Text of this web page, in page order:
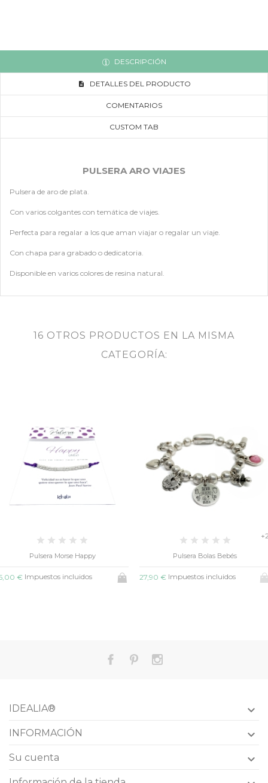
DESCRIPCIÓN
DETALLES DEL PRODUCTO
COMENTARIOS
CUSTOM TAB
PULSERA ARO VIAJES
Pulsera de aro de plata.
Con varios colgantes con temática de viajes.
Perfecta para regalar a los que aman viajar o regalar un viaje.
Con chapa para grabado o dedicatoria.
Disponible en varios colores de resina natural.
16 OTROS PRODUCTOS EN LA MISMA
CATEGORÍA:
Pulsera Morse Happy
€Impuestos incluidos
Pulsera Bolas Bebés
27,90 €Impuestos incluidos
IDEALIA® 
INFORMACIÓN 
Su cuenta 